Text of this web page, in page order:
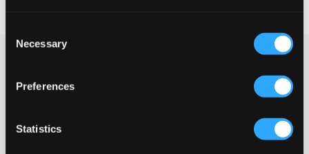
Selection
Necessary
Preferences
Statistics
Hættetrøje fra Sail Racing i en lysegrøn nuance. Mærkets logo er
også trykt på hætten. Foran er der en kængurulomme, og der er
Hætte